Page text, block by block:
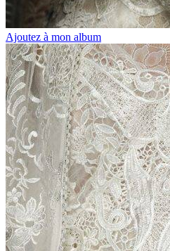
Ajoutez à mon album